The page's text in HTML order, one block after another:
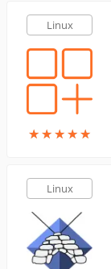
Linux
★★★★★
★★★★★
Linux